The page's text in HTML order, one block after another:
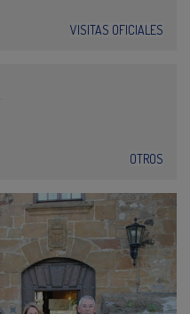
VISITAS OFICIALES
OTROS